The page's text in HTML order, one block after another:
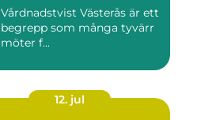
Vårdnadstvist Västerås är ett
begrepp som många tyvärr
möter f...
12. jul